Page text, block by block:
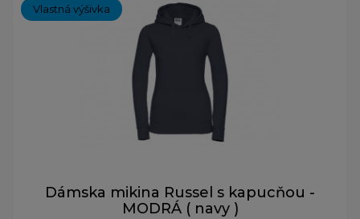
Vlastná výšivka
Dámska mikina Russel s kapucňou -
MODRÁ ( navy )